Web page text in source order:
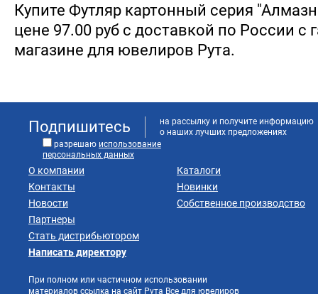
Купите Футляр картонный серия
цене 97.00 руб с доставкой по России с
магазине для ювелиров Рута.
Подпишитесь
на рассылку и получите информацию
о наших лучших предложениях
разрешаю использование
персональных данных
О компании
Контакты
Новости
Партнеры
Стать дистрибьютором
Каталоги
Новинки
Собственное производство
Написать директору
При полном или частичном использовании
материалов ссылка на сайт Рута Все для ювелиров